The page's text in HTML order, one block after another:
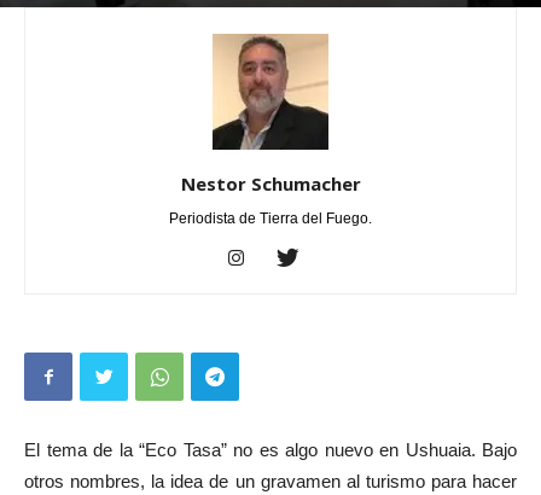
Por Nestor Schumacher - abril 17, 2024 0
Nestor Schumacher
Periodista de Tierra del Fuego.
El tema de la “Eco Tasa” no es algo nuevo en Ushuaia. Bajo
otros nombres, la idea de un gravamen al turismo para hacer